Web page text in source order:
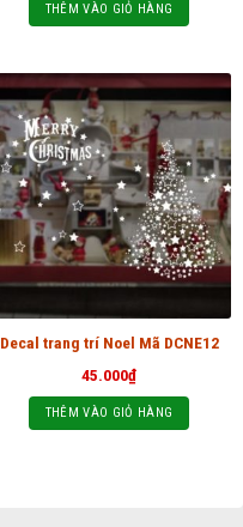
THÊM VÀO GIỎ HÀNG
Decal trang trí Noel Mã DCNE12
45.000₫
THÊM VÀO GIỎ HÀNG